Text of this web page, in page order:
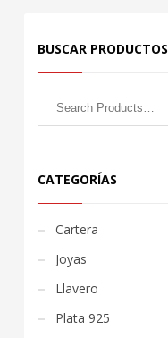
BUSCAR PRODUCTOS
CATEGORÍAS
Cartera
Joyas
Llavero
Plata 925